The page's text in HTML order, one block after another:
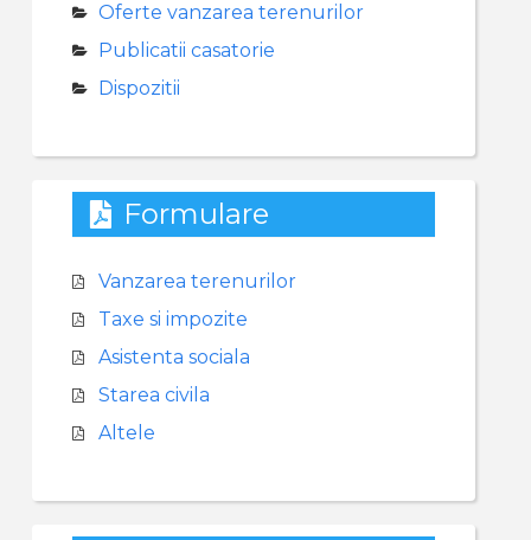
Oferte vanzarea terenurilor
Publicatii casatorie
Dispozitii
Formulare
Vanzarea terenurilor
Taxe si impozite
Asistenta sociala
Starea civila
Altele